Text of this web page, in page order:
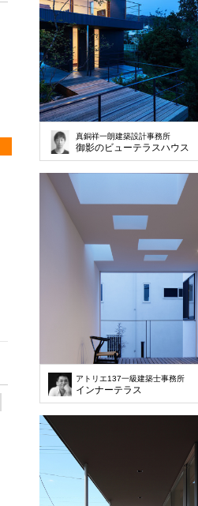
真銅祥一朗建築設計事務所
御影のビューテラスハウス
アトリエ137一級建築士事務所
インナーテラス